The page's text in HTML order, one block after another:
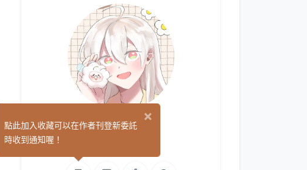
泡福 (0)
×
點此加入收藏可以在作者刊登新委託
時收到通知喔！